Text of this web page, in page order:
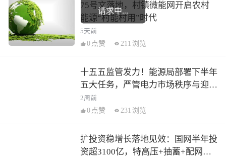
75号文落地，村镇微能网开启农村
能源“村能村用”时代
5天前
0 点赞 211 浏览
十五五监管发力！能源局部署下半年
五大任务，严管电力市场秩序与迎峰
度夏保供
2周前
0 点赞 231 浏览
扩投资稳增长落地见效：国网半年投
资超3100亿，特高压+抽蓄+配网多
请求中...